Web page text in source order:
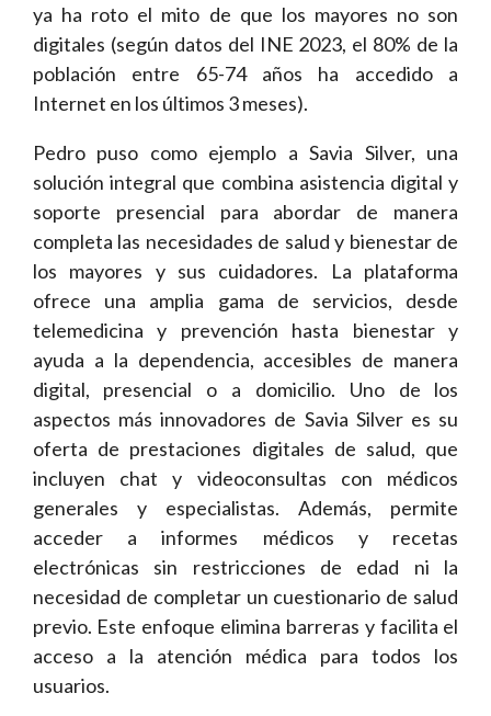
ya ha roto el mito de que los mayores no son
digitales (según datos del INE 2023, el 80% de la
población entre 65-74 años ha accedido a
Internet en los últimos 3 meses).
Pedro puso como ejemplo a Savia Silver, una
solución integral que combina asistencia digital y
soporte presencial para abordar de manera
completa las necesidades de salud y bienestar de
los mayores y sus cuidadores. La plataforma
ofrece una amplia gama de servicios, desde
telemedicina y prevención hasta bienestar y
ayuda a la dependencia, accesibles de manera
digital, presencial o a domicilio. Uno de los
aspectos más innovadores de Savia Silver es su
oferta de prestaciones digitales de salud, que
incluyen chat y videoconsultas con médicos
generales y especialistas. Además, permite
acceder a informes médicos y recetas
electrónicas sin restricciones de edad ni la
necesidad de completar un cuestionario de salud
previo. Este enfoque elimina barreras y facilita el
acceso a la atención médica para todos los
usuarios.